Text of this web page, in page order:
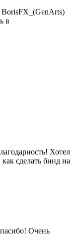
в
Хотел
как сделать бинд на
Очень